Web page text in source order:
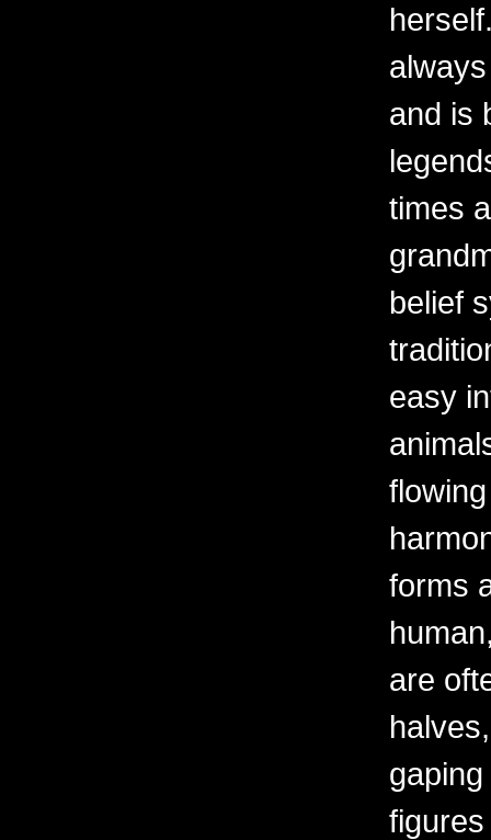
and is
times
belief
easy
forms
are